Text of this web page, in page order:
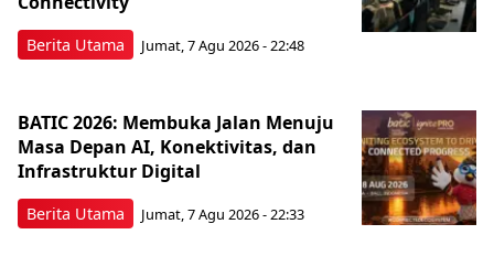
Berita Utama Jumat, 7 Agu 2026 - 22:48
Berita Utama
BATIC 2026: Membuka Jalan Menuju
Masa Depan AI, Konektivitas, dan
Infrastruktur Digital
Jumat, 7 Agu 2026 - 22:33